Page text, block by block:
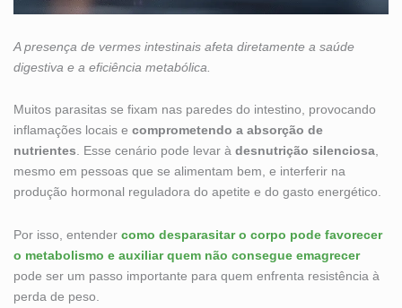
A presença de vermes intestinais afeta diretamente a saúde
digestiva e a eficiência metabólica.
Muitos parasitas se fixam nas paredes do intestino, provocando
inflamações locais e comprometendo a absorção de
nutrientes . Esse cenário pode levar à desnutrição silenciosa
mesmo em pessoas que se alimentam bem, e interferir na
produção hormonal reguladora do apetite e do gasto energético.
Por isso, entender como desparasitar o corpo pode favorecer
o metabolismo e auxiliar quem não consegue emagrecer
pode ser um passo importante para quem enfrenta resistência à
perda de peso.